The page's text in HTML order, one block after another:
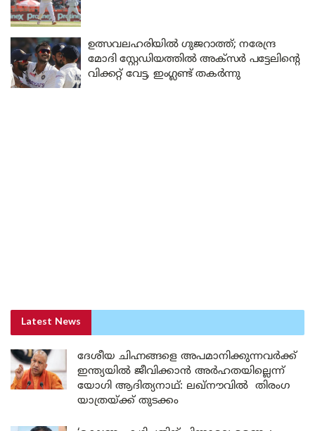
ഉത്സവലഹരിയിൽ ഗുജറാത്ത്; നരേന്ദ്ര
മോദി സ്റ്റേഡിയത്തിൽ അക്സർ പട്ടേലിന്റെ
വിക്കറ്റ് വേട്ട, ഇംഗ്ലണ്ട് തകർന്നു
Latest News
ദേശീയ ചിഹ്നങ്ങളെ അപമാനിക്കുന്നവർക്ക്
ഇന്ത്യയിൽ ജീവിക്കാൻ അർഹതയില്ലെന്ന്
യോഗി ആദിത്യനാഥ്: ലഖ്‌നൗവിൽ തിരംഗ
യാത്രയ്ക്ക് തുടക്കം